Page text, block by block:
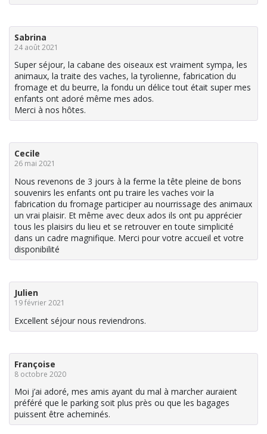
Sabrina
24 août 2021
Super séjour, la cabane des oiseaux est vraiment sympa, les
animaux, la traite des vaches, la tyrolienne, fabrication du
fromage et du beurre, la fondu un délice tout était super mes
enfants ont adoré même mes ados.
Merci à nos hôtes.
Cecile
26 mai 2021
Nous revenons de 3 jours à la ferme la tête pleine de bons
souvenirs les enfants ont pu traire les vaches voir la
fabrication du fromage participer au nourrissage des animaux
un vrai plaisir. Et même avec deux ados ils ont pu apprécier
tous les plaisirs du lieu et se retrouver en toute simplicité
dans un cadre magnifique. Merci pour votre accueil et votre
disponibilité
Julien
19 février 2021
Excellent séjour nous reviendrons.
Françoise
8 octobre 2020
Moi j’ai adoré, mes amis ayant du mal à marcher auraient
préféré que le parking soit plus près ou que les bagages
puissent être acheminés.